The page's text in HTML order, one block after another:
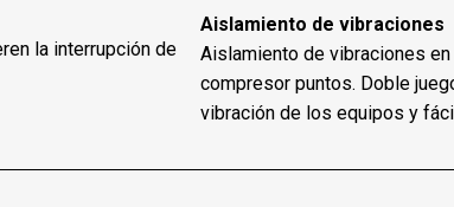
la interrupción de
Aislamiento de vibraciones
Aislamiento de vibraciones
compresor puntos. Doble
vibración de los equipos y